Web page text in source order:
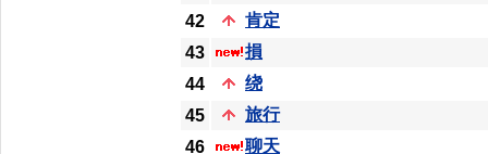
42
肯定
43
損
44
绕
45
旅行
46
聊天